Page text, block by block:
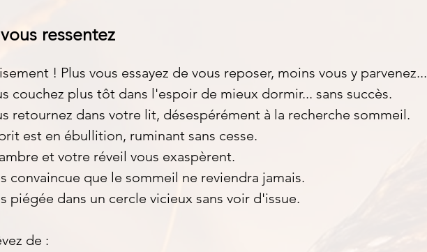
ressentez
! Plus vous essayez de vous reposer, moins vous y parvenez...
couchez plus tôt dans l'espoir de mieux dormir... sans succès.
retournez dans votre lit, désespérément à la recherche sommeil.
est en ébullition, ruminant sans cesse.
et votre réveil vous exaspèrent.
convaincue que le sommeil ne reviendra jamais.
piégée dans un cercle vicieux sans voir d'issue.
de :